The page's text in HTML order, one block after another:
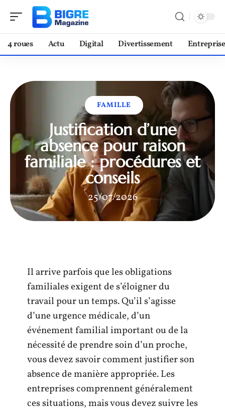
4 roues Actu Digital Divertissement Entreprise
FAMILLE
Justification d’une
absence pour raison
familiale : procédures et
conseils
25/07/2026
Il arrive parfois que les obligations
familiales exigent de s’éloigner du
travail pour un temps. Qu’il s’agisse
d’une urgence médicale, d’un
événement familial important ou de la
nécessité de prendre soin d’un proche,
vous devez savoir comment justifier son
absence de manière appropriée. Les
entreprises comprennent généralement
ces situations, mais vous devez suivre les